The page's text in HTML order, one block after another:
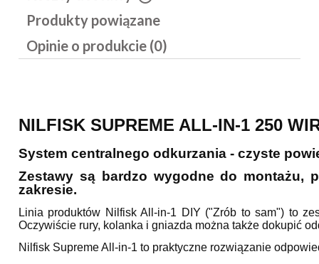
Cena nie zawiera ewentualnych kosztów płatności
Produkty powiązane
Opinie o produkcie (0)
NILFISK SUPREME ALL-IN-1 250
System centralnego odkurzania - czyste
Zestawy są bardzo wygodne do montażu,
zakresie.
Linia produktów Nilfisk All-in-1 DIY ("Zrób to sam") to
Oczywiście rury, kolanka i gniazda można także dokupić
Nilfisk Supreme All-in-1 to praktyczne rozwiązanie